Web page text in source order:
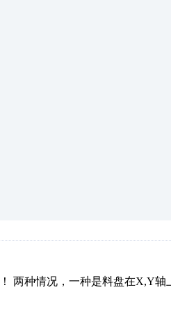
两种情况，一种是料盘在X,Y轴